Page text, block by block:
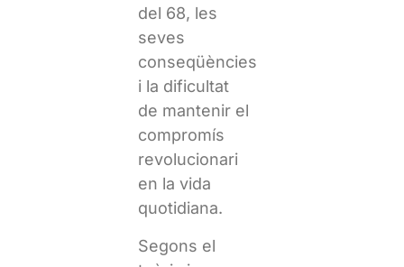
del 68, les
seves
conseqüències
i la dificultat
de mantenir el
compromís
revolucionari
en la vida
quotidiana.
Segons el